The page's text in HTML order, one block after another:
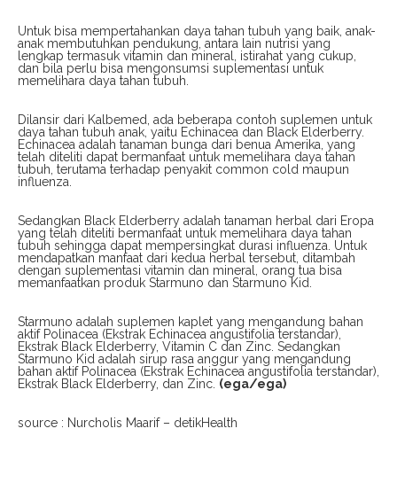
Untuk bisa mempertahankan daya tahan tubuh yang baik, anak-
anak membutuhkan pendukung, antara lain nutrisi yang
lengkap termasuk vitamin dan mineral, istirahat yang cukup,
dan bila perlu bisa mengonsumsi suplementasi untuk
memelihara daya tahan tubuh.
Dilansir dari Kalbemed, ada beberapa contoh suplemen untuk
daya tahan tubuh anak, yaitu Echinacea dan Black Elderberry.
Echinacea adalah tanaman bunga dari benua Amerika, yang
telah diteliti dapat bermanfaat untuk memelihara daya tahan
tubuh, terutama terhadap penyakit common cold maupun
influenza.
Sedangkan Black Elderberry adalah tanaman herbal dari Eropa
yang telah diteliti bermanfaat untuk memelihara daya tahan
tubuh sehingga dapat mempersingkat durasi influenza. Untuk
mendapatkan manfaat dari kedua herbal tersebut, ditambah
dengan suplementasi vitamin dan mineral, orang tua bisa
memanfaatkan produk Starmuno dan Starmuno Kid.
Starmuno adalah suplemen kaplet yang mengandung bahan
aktif Polinacea (Ekstrak Echinacea angustifolia terstandar),
Ekstrak Black Elderberry, Vitamin C dan Zinc. Sedangkan
Starmuno Kid adalah sirup rasa anggur yang mengandung
bahan aktif Polinacea (Ekstrak Echinacea angustifolia terstandar),
Ekstrak Black Elderberry, dan Zinc. (ega/ega)
source : Nurcholis Maarif – detikHealth